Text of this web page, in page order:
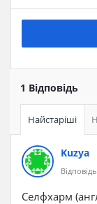
1 Відповідь
Найстаріші
Kuzya
Селфхарм